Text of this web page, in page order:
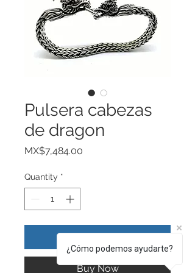
Pulsera cabezas
de dragon
MX$7,484.00
Quantity *
Add to Cart
Buy Now
¿Cómo podemos ayudarte?